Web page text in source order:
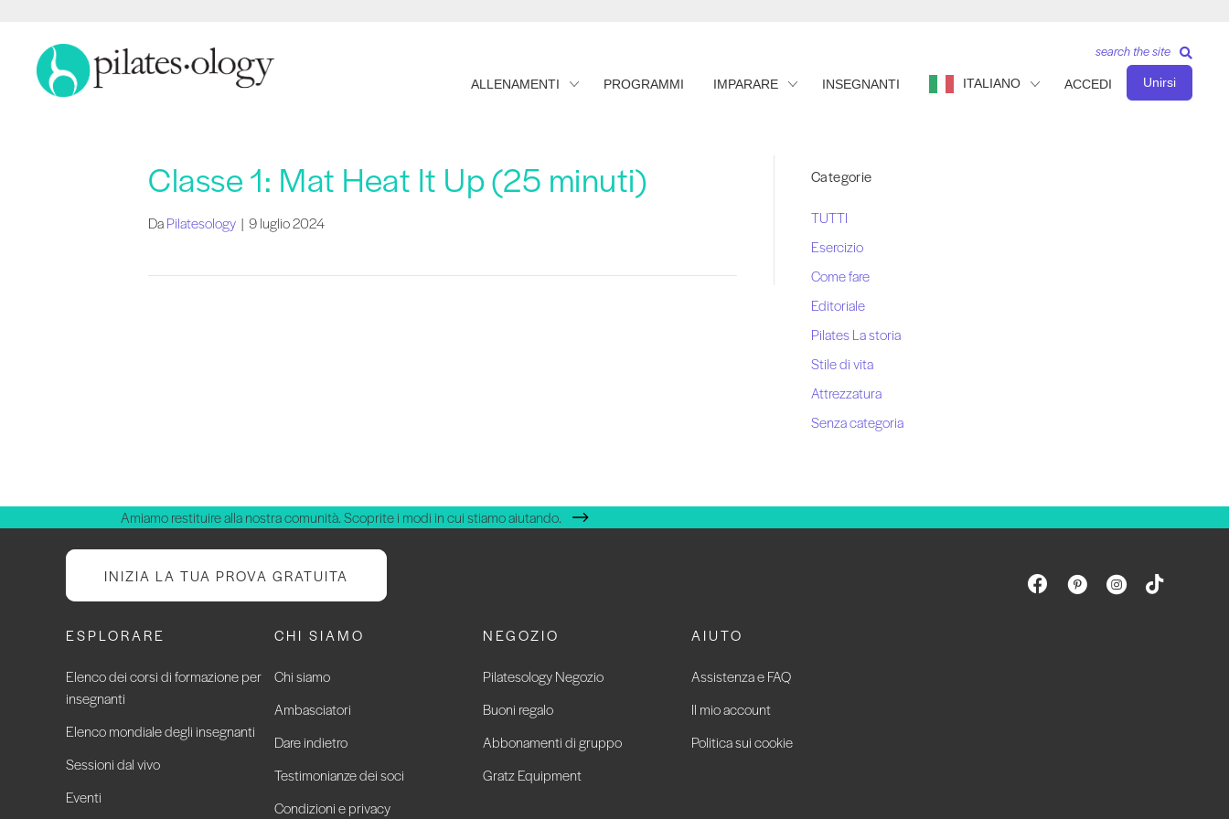
ALLENAMENTI PROGRAMMI IMPARARE INSEGNANTI ITALIANO ACCEDI Unirsi
search the site
Classe 1: Mat Heat It Up (25 minuti)
DaPilatesology | 9 luglio 2024
Categorie
TUTTI
Esercizio
Come fare
Editoriale
Pilates La storia
Stile di vita
Attrezzatura
Senza categoria
Amiamo restituire alla nostra comunità. Scoprite i modi in cui stiamo aiutando.
INIZIA LA TUA PROVA GRATUITA
ESPLORARE
Elenco dei corsi di formazione per
insegnanti
Elenco mondiale degli insegnanti
Sessioni dal vivo
Eventi
CHI SIAMO
Chi siamo
Ambasciatori
Dare indietro
Testimonianze dei soci
Condizioni e privacy
NEGOZIO
Pilatesology Negozio
Buoni regalo
Abbonamenti di gruppo
Gratz Equipment
AIUTO
Assistenza e FAQ
Il mio account
Politica sui cookie